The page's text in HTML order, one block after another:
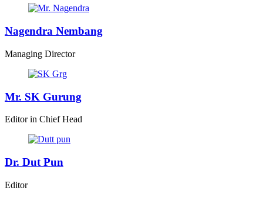
Nagendra Nembang
Managing Director
Mr. SK Gurung
Editor in Chief Head
Dr. Dut Pun
Editor